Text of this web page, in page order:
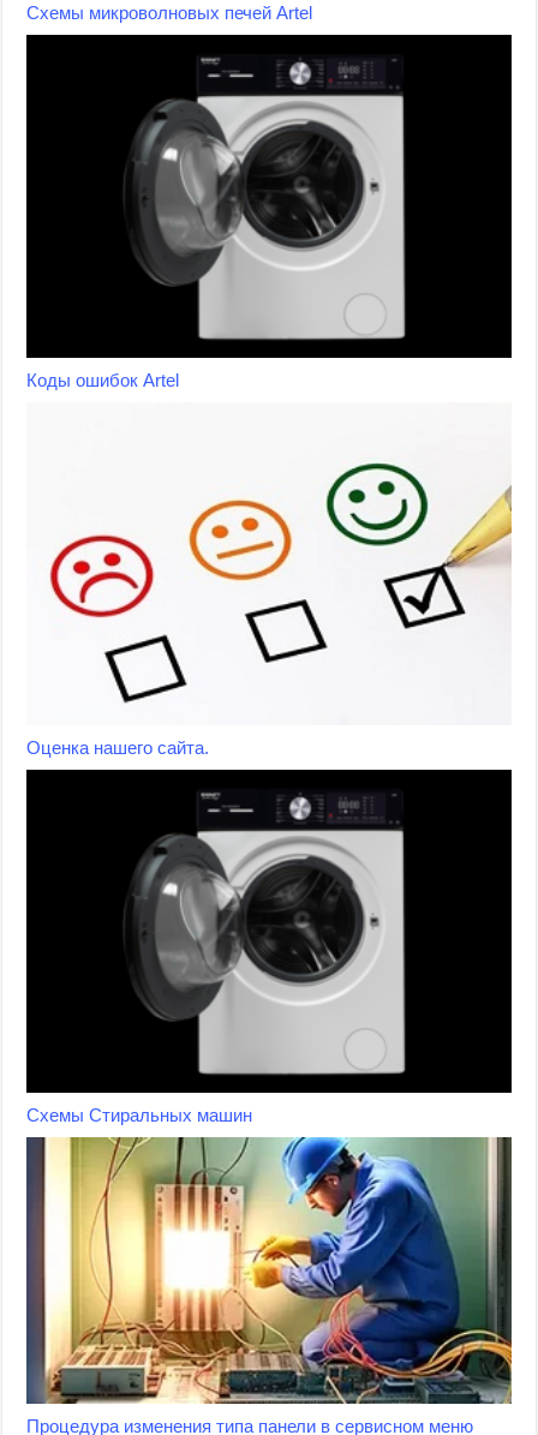
Схемы микроволновых печей Artel
Коды ошибок Artel
Оценка нашего сайта.
Схемы Стиральных машин
Процедура изменения типа панели в сервисном меню